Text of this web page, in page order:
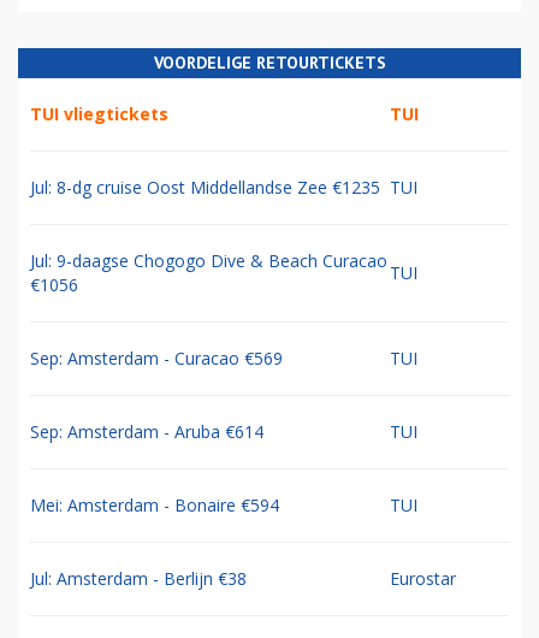
VOORDELIGE RETOURTICKETS
TUI vliegtickets TUI
Jul: 8-dg cruise Oost Middellandse Zee €1235 TUI
Jul: 9-daagse Chogogo Dive & Beach Curacao
€1056
TUI
Sep: Amsterdam - Curacao €569 TUI
Sep: Amsterdam - Aruba €614 TUI
Mei: Amsterdam - Bonaire €594 TUI
Jul: Amsterdam - Berlijn €38 Eurostar